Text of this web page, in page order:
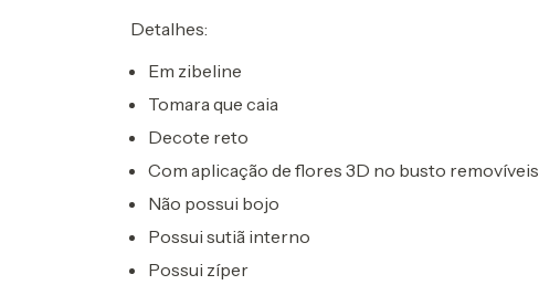
Detalhes:
Em zibeline
Tomara que caia
Decote reto
Com aplicação de flores 3D no busto removíveis
Não possui bojo
Possui sutiã interno
Possui zíper